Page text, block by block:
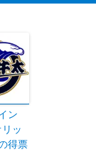
ン
ッ
得票